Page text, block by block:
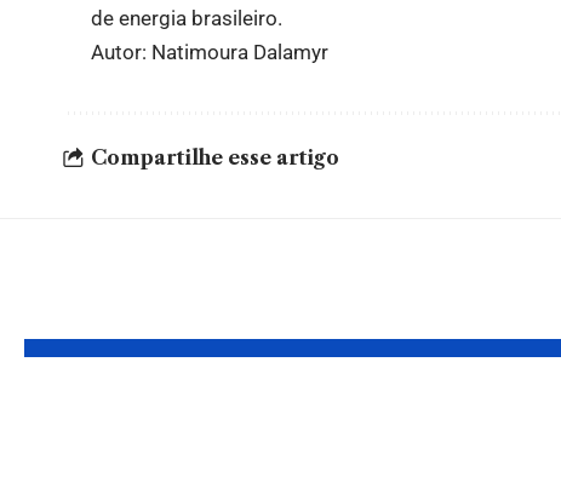
de energia brasileiro.
Autor: Natimoura Dalamyr
Compartilhe esse artigo